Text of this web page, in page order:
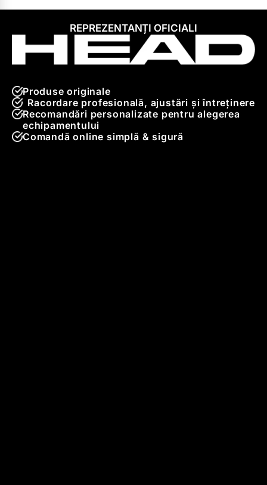
REPREZENTANȚI OFICIALI
Produse originale
Racordare profesională, ajustări și întreținere
Recomandări personalizate pentru alegerea
echipamentului
Comandă online simplă & sigură